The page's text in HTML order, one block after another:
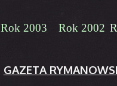
Rok 2003 Rok 2002
GAZETA